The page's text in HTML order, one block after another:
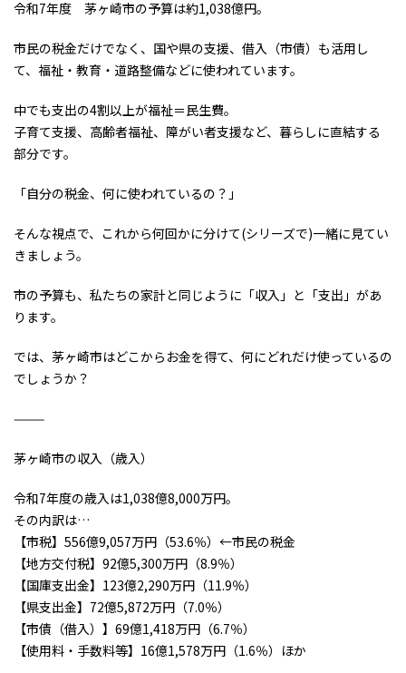
令和7年度 茅ヶ崎市の予算は約1,038億円。
市民の税金だけでなく、国や県の支援、借入（市債）も活用し
て、福祉・教育・道路整備などに使われています。
中でも支出の4割以上が福祉＝民生費。
子育て支援、高齢者福祉、障がい者支援など、暮らしに直結する
部分です。
「自分の税金、何に使われているの？」
そんな視点で、これから何回かに分けて(シリーズで)一緒に見てい
きましょう。
市の予算も、私たちの家計と同じように「収入」と「支出」があ
ります。
では、茅ヶ崎市はどこからお金を得て、何にどれだけ使っているの
でしょうか？
⸻
茅ヶ崎市の収入（歳入）
令和7年度の歳入は1,038億8,000万円。
その内訳は…
【市税】556億9,057万円（53.6％）←市民の税金
【地方交付税】92億5,300万円（8.9％）
【国庫支出金】123億2,290万円（11.9％）
【県支出金】72億5,872万円（7.0％）
【市債（借入）】69億1,418万円（6.7％）
【使用料・手数料等】16億1,578万円（1.6％）ほか